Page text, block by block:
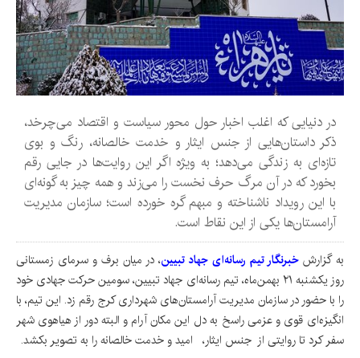
در دنیایی که اغلب اخبار حول محور سیاست و اقتصاد می‌چرخد،
ذکر داستان‌هایی از جنس ایثار و خدمت خالصانه، رنگ و بوی
تازه‌ای به زندگی می‌دهد؛ به ویژه اگر این روایت‌ها در جایی رقم
بخورد که در آن مرگ حرف نخست را می‌زند و همه چیز به گونه‌ای
با این رویداد ناشناخته و مبهم گره خورده است؛ سازمان مدیریت
آرامستان‌ها یکی از این نقاط است.
به گزارشخبرنگار تیم رسانه‌ای جهاد تبیین، در میان برف و سرمای زمستانی
روز یکشنبه ۲۱ بهمن‌ماه، تیم رسانه‌ای جهاد تبیین، سومین حرکت جهادی خود
را با حضور در سازمان مدیریت آرامستان‌های شهرداری کرج رقم زد. این تیم، با
انگیزه‌ای قوی و عزمی راسخ به دل این مکان آرام و البته دور از هیاهوی شهر
سفر کرد تا روایتی از جنس ایثار، امید و خدمت خالصانه را به تصویر بکشد.